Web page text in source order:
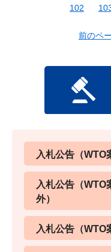
102
前のペ
入札公告（WTO
入札公告（WTO
外）
入札公告（WTO